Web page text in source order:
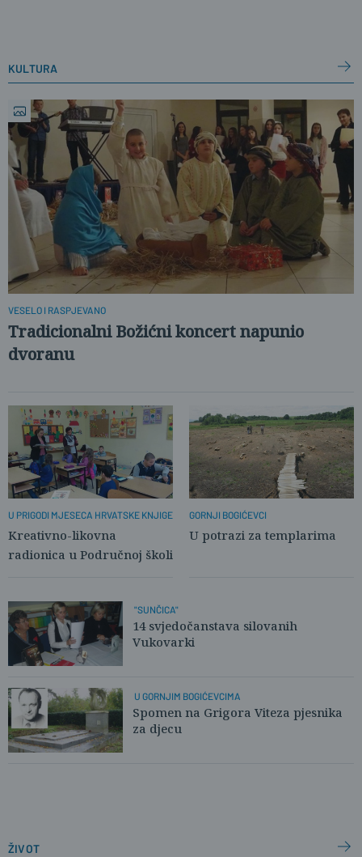
kultura
VESELO I RASPJEVANO
Tradicionalni Božićni koncert napunio
dvoranu
U PRIGODI MJESECA HRVATSKE KNJIGE
Kreativno-likovna
radionica u Područnoj školi
GORNJI BOGIĆEVCI
U potrazi za templarima
"SUNČICA"
14 svjedočanstava silovanih
Vukovarki
U GORNJIM BOGIĆEVCIMA
Spomen na Grigora Viteza pjesnika
za djecu
život